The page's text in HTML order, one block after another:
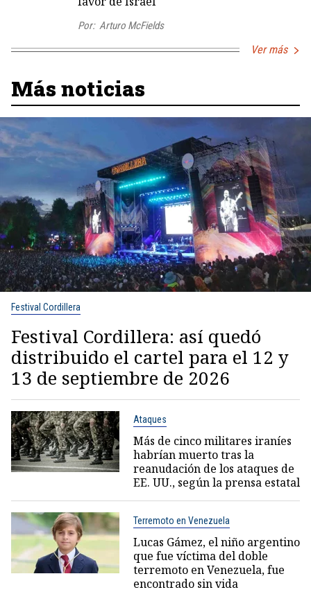
Por: Arturo McFields
Ver más
Más noticias
Festival Cordillera
Festival Cordillera: así quedó
distribuido el cartel para el 12 y
13 de septiembre de 2026
Ataques
Más de cinco militares iraníes
habrían muerto tras la
reanudación de los ataques de
EE. UU., según la prensa estatal
Terremoto en Venezuela
Lucas Gámez, el niño argentino
que fue víctima del doble
terremoto en Venezuela, fue
encontrado sin vida